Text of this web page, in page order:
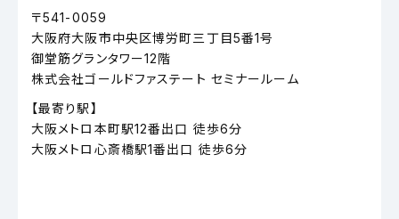
〒541-0059
大阪府大阪市中央区博労町三丁目5番1号
御堂筋グランタワー12階
株式会社ゴールドファステート セミナールーム
【最寄り駅】
大阪メトロ本町駅12番出口 徒歩6分
大阪メトロ心斎橋駅1番出口 徒歩6分